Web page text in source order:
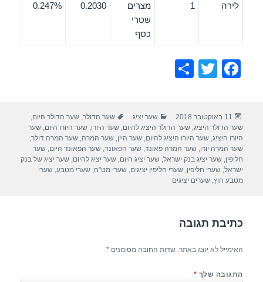
לירה 1
מצרים
שטרי
כסף
0.2030
0.247%
F
e
b
o
o
T
er
e
פורסם
בתאריך
11 באוקטובר 2018 קטגוריות
שער יציג תגיות
שער הדולר,שער הדולר היום,
שער הדולר היציג,שער הדולר היציג להיום,שער היורו,שער היורו היום,שער
היורו היציג,שער היורו היציג להיום,שער היין,שער המרה,שער המרה דולר,
שער המרה יורו,שער המרה פאונד,שער הפאונד,שער הפאונד היום,שער
חליפין,שער יציג בנק ישראל,שער יציג היום,שער יציג להיום,שער יציג של בנק
ישראל,שערי חליפין,שערי חליפין יציגים,שערי מט"ח,שערי מטבע,שערי
מטבע חוץ,שערים יציגים
כתיבת תגובה
האימייל לא יוצג באתר. שדות החובה מסומנים*
התגובה שלך *